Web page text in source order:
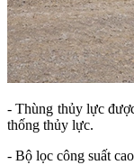
- Thùng thủy lực
thống thủy lực.
- Bộ lọc công suất